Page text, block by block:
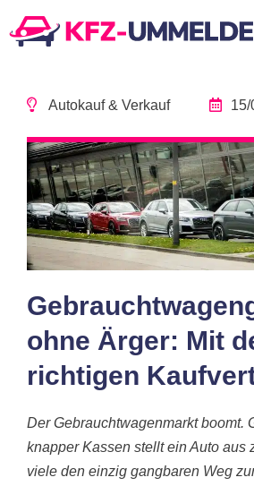
Autokauf & Verkauf 15/
ohne Ärger: Mit
richtigen
Der Gebrauchtwagenmarkt boomt.
knapper Kassen stellt ein Auto aus
viele den einzig gangbaren Weg